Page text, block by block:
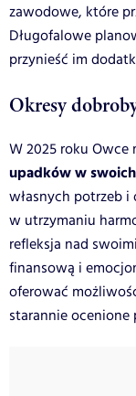
zawodowe, które
Długofalowe
przynieść im
Okresy
W 2025 roku Owce
upadków w
własnych potrzeb
w utrzymaniu
refleksja nad
finansową i
oferować
starannie